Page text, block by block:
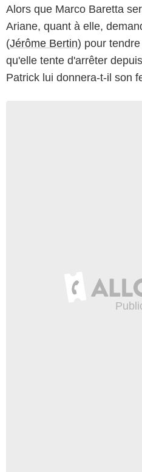
Alors que Marco Baretta
Ariane, quant à elle,
(Jérôme Bertin) pour
qu'elle tente d'arrêter
Patrick lui donnera-t-il son